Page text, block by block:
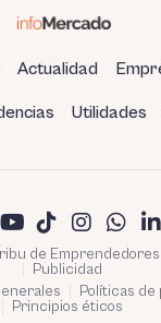
Actualidad
Utilidades
de Emprendedores
Publicidad
Políticas de
Principios éticos